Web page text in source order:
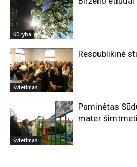
Kūryba
Švietimas
Respublikinė
Švietimas
Paminėtas
mater